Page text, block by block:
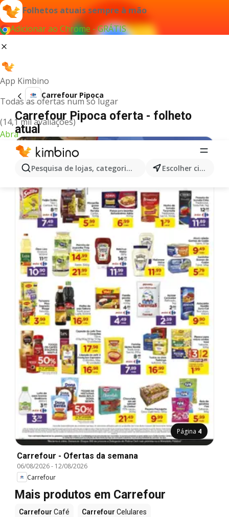
Folhetos atuais sempre à mão
Adicionar ao Chrome - GRÁTIS
App Kimbino
Todas as ofertas num só lugar
(14,1 mil avaliações)
Abra
Pesquisa de lojas, categorias,produtos... Escolher cidade
Carrefour Pipoca
Carrefour Pipoca oferta - folheto
atual
Página 4
Carrefour - Ofertas da semana
06/08/2026- 12/08/2026
Carrefour
Mais produtos em Carrefour
Carrefour Café Carrefour Celulares